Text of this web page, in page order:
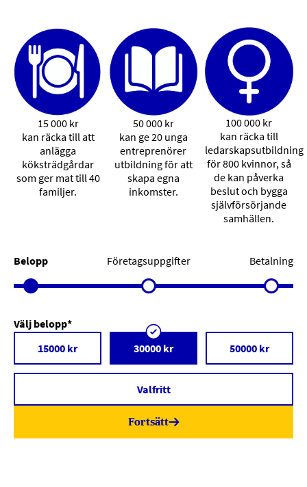
15 000 kr
kan räcka till att
anlägga
köksträdgårdar
som ger mat till 40
familjer.
50 000 kr
kan ge 20 unga
entreprenörer
utbildning för att
skapa egna
inkomster.
100 000 kr
kan räcka till
ledarskapsutbildning
för 800 kvinnor, så
de kan påverka
beslut och bygga
självförsörjande
samhällen.
Belopp Företagsuppgifter Betalning
Välj belopp*
15000 kr
30000 kr 50000 kr
Fortsätt